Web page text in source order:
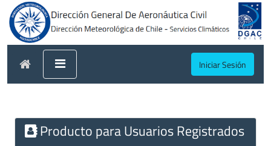
Iniciar Sesión
Producto para Usuarios Registrados